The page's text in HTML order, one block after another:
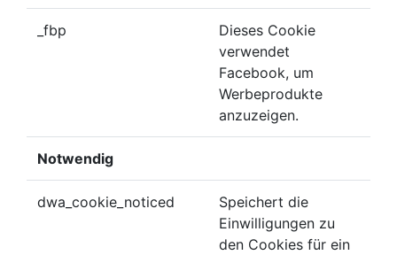
_fbp
Dieses Cookie
verwendet
Facebook, um
Werbeprodukte
anzuzeigen.
Notwendig
dwa_cookie_noticed
Speichert die
Einwilligungen zu
den Cookies für ein